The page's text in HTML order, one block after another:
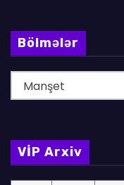
Bölmələr
ö
m
l
VİP Arxiv